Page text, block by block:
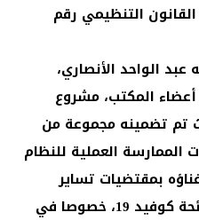
المادة 35 من القانون التنظيمي رقم
الواحد الأنصاري،
المكتب، مشروع
تم تضمينه مجموعة من
الممارسة العملية للنظام
،كما تم إغناؤه بمقتضيات تساير
المستجدات التي فرضتها جائحة كوفيد 19، خصوصا في